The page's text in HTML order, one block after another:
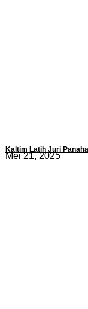
Kaltim Latih Juri
Mei 21, 2025